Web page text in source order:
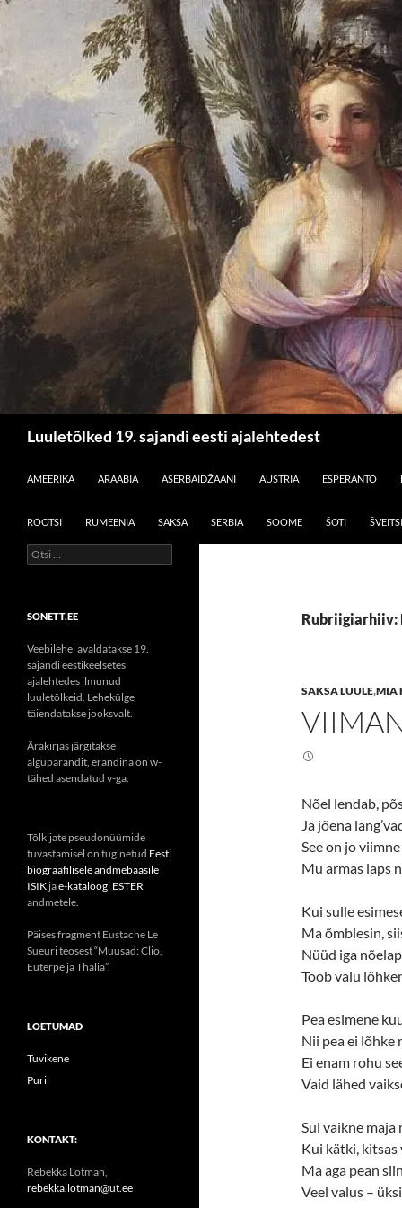
Luuletõlked 19. sajandi eesti ajalehtedest
AMEERIKA
ARAABIA ASERBAIDŽAANI AUSTRIA ESPERANTO
ROOTSI RUMEENIA SAKSA SERBIA SOOME ŠOTI ŠVEITSI
Rubriigiarhiiv:
SAKSA LUULE,MIA
Nõel lendab,
Ja jõena
See on jo
Mu armas laps
Kui sulle
Ma õmblesin,
Nüüd iga
Toob valu
Pea esimene
Nii pea ei lõhke
Ei enam rohu
Vaid lähed
Sul vaikne maja
Kui kätki, kitsas
Ma aga pean
Veel valus –
Otsi:
SONETT.EE
Veebilehel avaldatakse 19.
sajandi eestikeelsetes
ajalehtedes ilmunud
luuletõlkeid. Lehekülge
täiendatakse jooksvalt.
Ärakirjas järgitakse
algupärandit, erandina on w-
tähed asendatud v-ga.
Tõlkijate pseudonüümide
tuvastamisel on tuginetud Eesti
biograafilisele andmebaasile
ISIK jae-kataloogi ESTER
andmetele.
Päises fragment Eustache Le
Sueuri teosest “Muusad: Clio,
Euterpe ja Thalia”.
LOETUMAD
Tuvikene
Puri
KONTAKT:
Rebekka Lotman,
rebekka.lotman@ut.ee